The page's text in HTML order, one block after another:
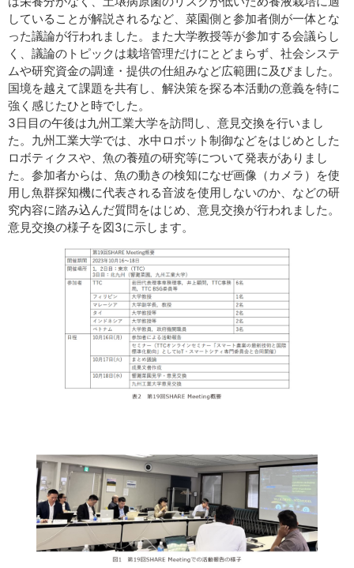
していることが解説されるなど、菜園側と参加者側が一体とな
った議論が行われました。また大学教授等が参加する会議らし
く、議論のトピックは栽培管理だけにとどまらず、社会システ
ムや研究資金の調達・提供の仕組みなど広範囲に及びました。
国境を越えて課題を共有し、解決策を探る本活動の意義を特に
強く感じたひと時でした。
3日目の午後は九州工業大学を訪問し、意見交換を行いまし
た。九州工業大学では、水中ロボット制御などをはじめとした
ロボティクスや、魚の養殖の研究等について発表がありまし
た。参加者からは、魚の動きの検知になぜ画像（カメラ）を使
用し魚群探知機に代表される音波を使用しないのか、などの研
究内容に踏み込んだ質問をはじめ、意見交換が行われました。
意見交換の様子を図3に示します。